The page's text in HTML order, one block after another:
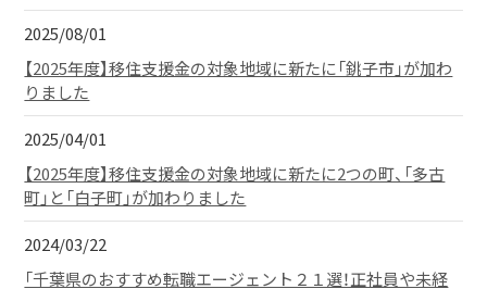
2025/08/01
【2025年度】移住支援金の対象地域に新たに「銚子市」が加わ
りました
2025/04/01
【2025年度】移住支援金の対象地域に新たに2つの町、「多古
町」と「白子町」が加わりました
2024/03/22
「千葉県のおすすめ転職エージェント２１選！正社員や未経